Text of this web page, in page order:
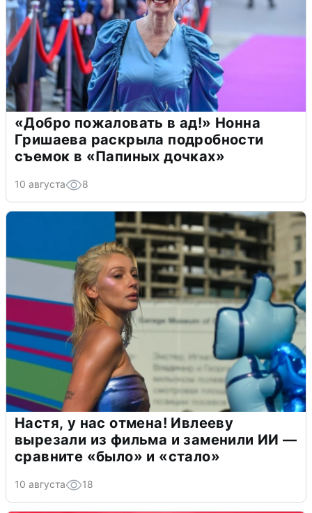
«Добро пожаловать в ад!» Нонна
Гришаева раскрыла подробности
съемок в «Папиных дочках»
10 августа 8
Настя, у нас отмена! Ивлееву
вырезали из фильма и заменили ИИ —
сравните «было» и «стало»
10 августа 18